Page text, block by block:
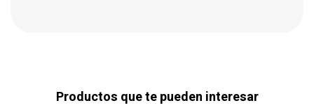
Productos que te pueden interesar